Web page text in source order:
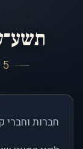
5 באוגוסט 2007 – 2026
חברות וחברי